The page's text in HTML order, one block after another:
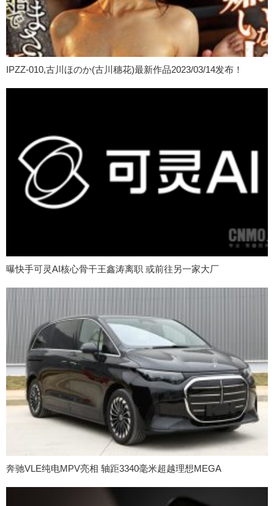
IPZZ-010,古川ほのか(古川穗花)最新作品2023/03/14发布！
曝快手可灵AI核心骨干王鑫涛离职 或前往另一家大厂
奔驰VLE纯电MPV亮相 轴距3340毫米超越理想MEGA